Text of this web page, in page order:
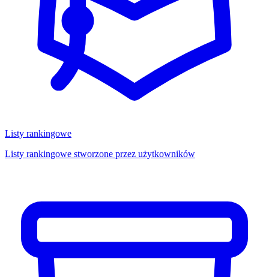
Listy rankingowe
Listy rankingowe stworzone przez użytkowników